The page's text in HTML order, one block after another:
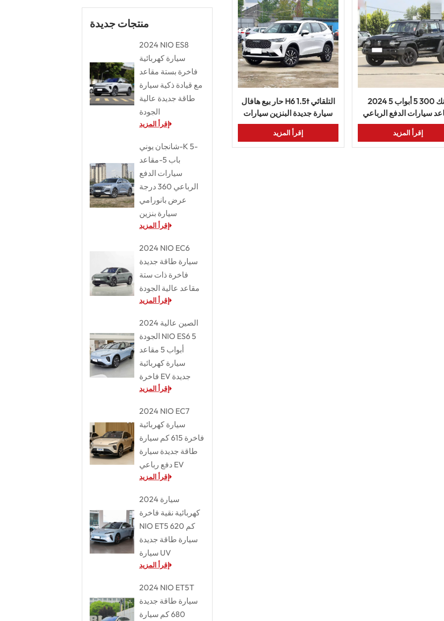
منتجات جديدة
2024 NIO ES8
سيارة كهربائية
فاخرة بستة مقاعد
مع قيادة ذكية سيارة
طاقة جديدة عالية
الجودة
إقرأ المزيد
شانجان يوني-K 5-
باب 5-مقاعد
سيارات الدفع
الرباعي 360 درجة
عرض بانورامي
سيارة بنزين
إقرأ المزيد
2024 NIO EC6
سيارة طاقة جديدة
فاخرة ذات ستة
مقاعد عالية الجودة
إقرأ المزيد
2024 الصين عالية
الجودة NIO ES6 5
أبواب 5 مقاعد
سيارة كهربائية
فاخرة EV جديدة
إقرأ المزيد
2024 NIO EC7
سيارة كهربائية
فاخرة 615 كم سيارة
طاقة جديدة سيارة
دفع رباعي EV
إقرأ المزيد
2024 سيارة
كهربائية نقية فاخرة
NIO ET5 620 كم
سيارة طاقة جديدة
سيارة UV
إقرأ المزيد
2024 NIO ET5T
سيارة طاقة جديدة
680 كم سيارة
حار بيع هافال H6 1.5t التلقائي
سيارة جديدة البنزين سيارات
الدفع الرباعي
إقرأ المزيد
2024 تانك 300 5 أبواب 5
سيارات الدفع الرباعي
البنزين الجديدة
إقرأ المزيد